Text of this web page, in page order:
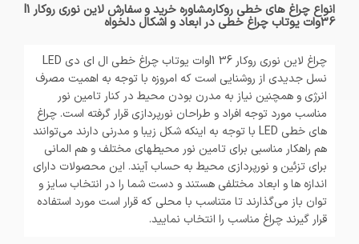
انواع چراغ های خطی روکارمشاوره خرید و سفارش لاین نوری روکار l1
36وات یوتاب چراغ خطی در ابعاد و اشکال دلخواه
چراغ لاین نوری روکار l1 36وات یوتاب چراغ خطی ال ای دی LED
نسل جدیدی از روشنایی است که امروزه با توجه به اهمیت مصرف
انرژی و همچنین نیاز به مدرن بودن محیط در کنار تامین نور
مناسب مورد توجه افراد و طراحان نورپردازی قرار گرفته است. چراغ
های خطی LED با توجه به اینکه شکل زیبا و مدرنی دارند می‌توانند
هم راهکار مناسبی برای تامین نور محیطهای مختلف و هم المانی
برای تزئین و نورپردازی محیط به حساب آیند. این محصولات دارای
اندازه ها و ابعاد مختلفی هستند و دست شما را در انتخاب سایز و
توان باز می‌گذارند تا متناسب با محلی که قرار است مورد استفاده
قرار گیرند چراغ مناسب را انتخاب نمایید.